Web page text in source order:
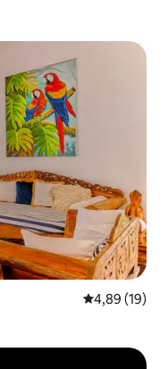
Évaluation
4,89 (19)